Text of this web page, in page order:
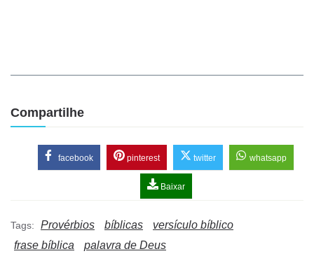
Compartilhe
facebook pinterest twitter whatsapp
Baixar
Tags: Provérbios bíblicas
versículo bíblico
frase bíblica
palavra de Deus